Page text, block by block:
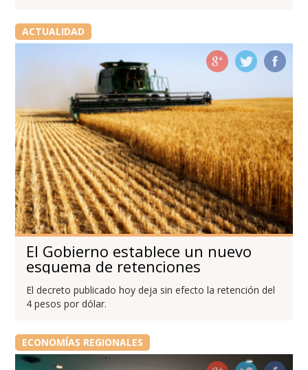
ACTUALIDAD
El Gobierno establece un nuevo
esquema de retenciones
El decreto publicado hoy deja sin efecto la retención del
4 pesos por dólar.
ECONOMÍAS REGIONALES